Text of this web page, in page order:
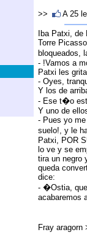
>> A 25
Iba Patxi,
Torre
bloqueados,
- !Vamos a
Patxi les
- Oyes,
Y los de
- Ese t�o
Y uno de
- Pues yo
suelo!, y le
Patxi, POR
lo ve y se
tira un negro
queda
dice:
- �Ostia,
acabaremos
Fray aragorn